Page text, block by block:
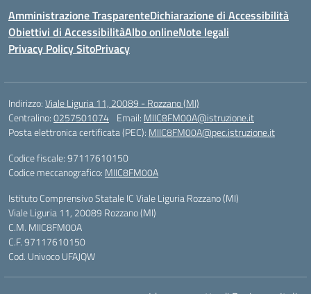
Amministrazione TrasparenteDichiarazione di Accessibilità
Obiettivi di AccessibilitàAlbo onlineNote legali
Privacy Policy SitoPrivacy
Indirizzo:Viale Liguria 11, 20089 - Rozzano (MI)
Centralino:0257501074 Email: MIIC8FM00A@istruzione.it
Posta elettronica certificata (PEC): MIIC8FM00A@pec.istruzione.it
Codice fiscale: 97117610150
Codice meccanografico: MIIC8FM00A
Istituto Comprensivo Statale IC Viale Liguria Rozzano (MI)
Viale Liguria 11, 20089 Rozzano (MI)
C.M. MIIC8FM00A
C.F. 97117610150
Cod. Univoco UFAJQW